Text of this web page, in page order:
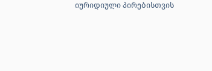
იურიდიული პირებისთვის